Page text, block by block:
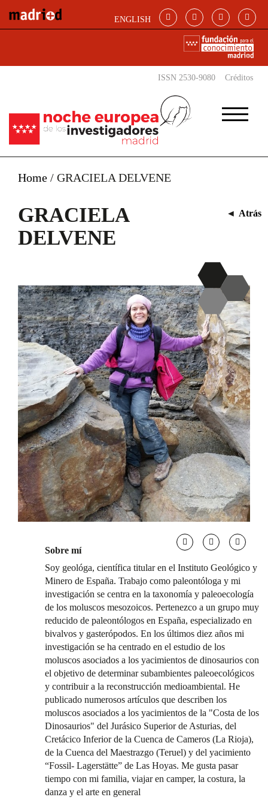
ENGLISH
ISSN 2530-9080 Créditos
Home / GRACIELA DELVENE
GRACIELA
DELVENE
◄ Atrás
Sobre mí
Soy geológa, científica titular en el Instituto Geológico y
Minero de España. Trabajo como paleontóloga y mi
investigación se centra en la taxonomía y paleoecología
de los moluscos mesozoicos. Pertenezco a un grupo muy
reducido de paleontólogos en España, especializado en
bivalvos y gasterópodos. En los últimos diez años mi
investigación se ha centrado en el estudio de los
moluscos asociados a los yacimientos de dinosaurios con
el objetivo de determinar subambientes paleoecológicos
y contribuir a la reconstrucción medioambiental. He
publicado numerosos artículos que describen los
moluscos asociados a los yacimientos de la "Costa de los
Dinosaurios" del Jurásico Superior de Asturias, del
Cretácico Inferior de la Cuenca de Cameros (La Rioja),
de la Cuenca del Maestrazgo (Teruel) y del yacimiento
“Fossil- Lagerstätte” de Las Hoyas. Me gusta pasar
tiempo con mi familia, viajar en camper, la costura, la
danza y el arte en general